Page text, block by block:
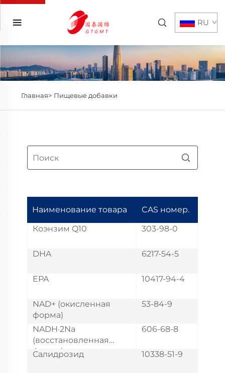
RU
Главная> Пищевые добавки
Наименование товара
CAS номер.
Коэнзим Q10
303-98-0
DHA 6217-54-5
EPA 10417-94-4
NAD+ (окисленная
форма)
53-84-9
NADH·2Na
(восстановленная
форма)
606-68-8
Салидрозид 10338-51-9